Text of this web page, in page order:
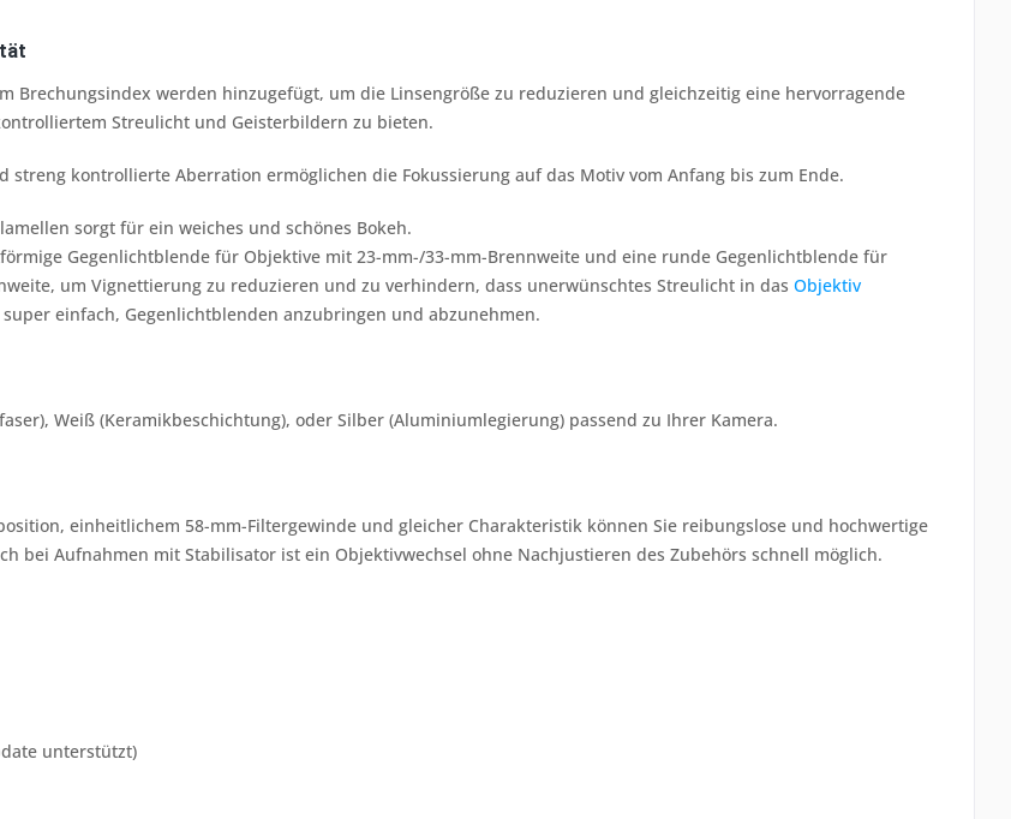
Brechungsindex werden hinzugefügt, um die Linsengröße zu reduzieren und gleichzeitig eine hervorragende
Streulicht und Geisterbildern zu bieten.
streng kontrollierte Aberration ermöglichen die Fokussierung auf das Motiv vom Anfang bis zum Ende.
sorgt für ein weiches und schönes Bokeh.
Gegenlichtblende für Objektive mit 23-mm-/33-mm-Brennweite und eine runde Gegenlichtblende für
um Vignettierung zu reduzieren und zu verhindern, dass unerwünschtes Streulicht in das Objektiv
einfach, Gegenlichtblenden anzubringen und abzunehmen.
Weiß (Keramikbeschichtung), oder Silber (Aluminiumlegierung) passend zu Ihrer Kamera.
einheitlichem 58-mm-Filtergewinde und gleicher Charakteristik können Sie reibungslose und hochwertige
bei Aufnahmen mit Stabilisator ist ein Objektivwechsel ohne Nachjustieren des Zubehörs schnell möglich.
unterstützt)